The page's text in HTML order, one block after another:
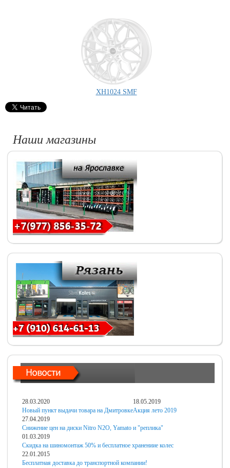
XH1024 SMF
Наши магазины
28.03.2020
Новый пункт выдачи товара на Дмитровке
18.05.2019
Акция лето 2019
27.04.2019
Снижение цен на диски Nitro N2O, Yamato и "реплика"
01.03.2019
Скидка на шиномонтаж 50% и бесплатное хранениие колес
22.01.2015
Бесплатная доставка до транспортной компании!